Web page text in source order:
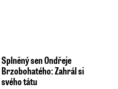
Splněný sen Ondřeje
Brzobohatého: Zahrál si
svého tátu